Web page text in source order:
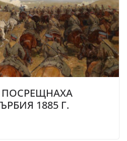
ПОСРЕЩНАХА
1885 Г.